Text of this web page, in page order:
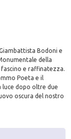
Bodoni e
della
e raffinatezza.
Poeta e il
luce dopo oltre due
oscura del nostro